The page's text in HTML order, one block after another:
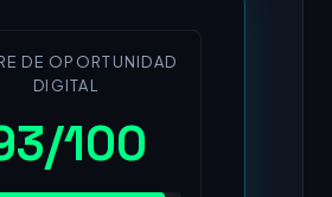
DE OPORTUNIDAD
DIGITAL
100